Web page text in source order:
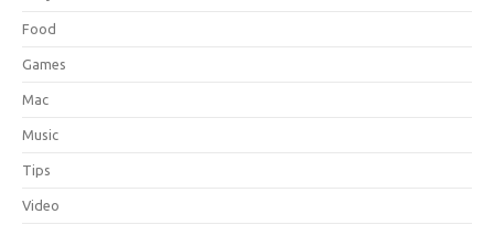
Food
Games
Mac
Music
Tips
Video